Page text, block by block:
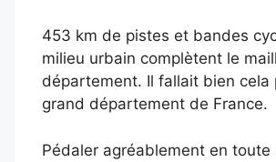
453 km de pistes et bandes
milieu urbain complètent le
département. Il fallait bien cela
grand département de France.
Pédaler agréablement en toute